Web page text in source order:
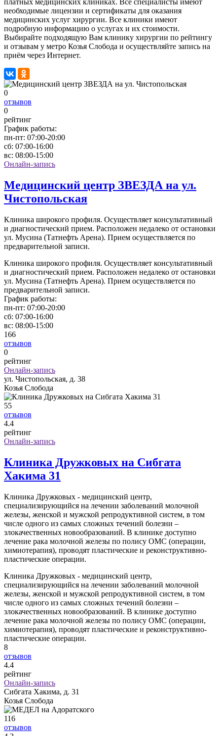
необходимые лицензии и сертификаты для оказания
медицинских услуг хирургии. Все клиники имеют
подробную информацию о услугах и их стоимости.
Выбирайте подходящую Вам клинику хирургии по рейтингу
и отзывам у метро Козья Слобода и осуществляйте запись на
приём через Интернет.
0
отзывов
0
рейтинг
График работы:
пн-пт: 07:00-20:00
сб: 07:00-16:00
вс: 08:00-15:00
Онлайн-запись
Медицинский центр ЗВЕЗДА на ул.
Чистопольская
Клиника широкого профиля. Осуществляет консультативный
и диагностический прием. Расположен недалеко от остановки
ул. Мусина (Татнефть Арена). Прием осуществляется по
предварительной записи.
Клиника широкого профиля. Осуществляет консультативный
и диагностический прием. Расположен недалеко от остановки
ул. Мусина (Татнефть Арена). Прием осуществляется по
предварительной записи.
График работы:
пн-пт: 07:00-20:00
сб: 07:00-16:00
вс: 08:00-15:00
166
отзывов
0
рейтинг
Онлайн-запись
ул. Чистопольская, д. 38
Козья Слобода
55
отзывов
4.4
рейтинг
Онлайн-запись
Клиника Дружковых на Сибгата
Хакима 31
Клиника Дружковых - медицинский центр,
специализирующийся на лечении заболеваний молочной
железы, женской и мужской репродуктивной систем, в том
числе одного из самых сложных течений болезни –
злокачественных новообразований. В клинике доступно
лечение рака молочной железы по полису ОМС (операции,
химиотерапия), проводят пластические и реконструктивно-
пластические операции.
Клиника Дружковых - медицинский центр,
специализирующийся на лечении заболеваний молочной
железы, женской и мужской репродуктивной систем, в том
числе одного из самых сложных течений болезни –
злокачественных новообразований. В клинике доступно
лечение рака молочной железы по полису ОМС (операции,
химиотерапия), проводят пластические и реконструктивно-
пластические операции.
8
отзывов
4.4
рейтинг
Онлайн-запись
Сибгата Хакима, д. 31
Козья Слобода
116
отзывов